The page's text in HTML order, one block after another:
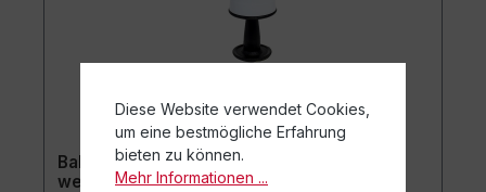
Ballpumpe mit Kunststoffnippel ca. 15 cm /
weiß
Diese Website verwendet Cookies,
um eine bestmögliche Erfahrung
bieten zu können.
Mehr Informationen ...